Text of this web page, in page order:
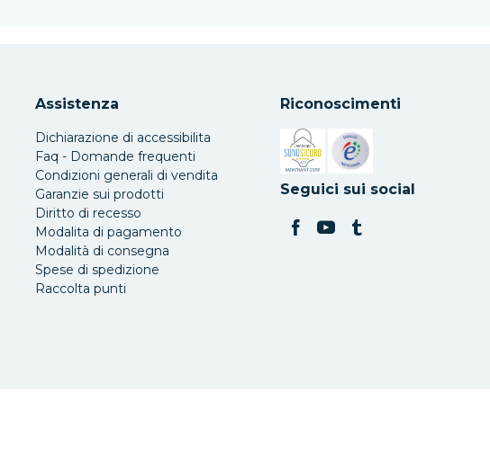
Assistenza
Dichiarazione di accessibilita
Faq - Domande frequenti
Condizioni generali di vendita
Garanzie sui prodotti
Diritto di recesso
Modalita di pagamento
Modalità di consegna
Spese di spedizione
Raccolta punti
Riconoscimenti
Si apre in una nuova scheda
Si apre in una nuova
Seguici sui social